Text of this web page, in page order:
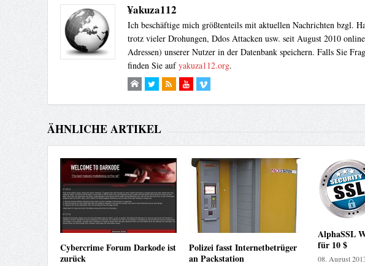
¥akuza112
Ich beschäftige mich größtenteils mit aktuellen Nachrichten bzgl.
trotz vieler Drohungen, Ddos Attacken usw. seit August 2010
Adressen) unserer Nutzer in der Datenbank speichern. Falls Sie
finden Sie aufyakuza112.org.
ÄHNLICHE ARTIKEL
Cybercrime Forum Darkode ist
zurück
Polizei fasst Internetbetrüger
an Packstation
AlphaSSL
für 10 $
08. August